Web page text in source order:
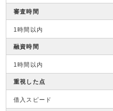
審査時間
1時間以内
融資時間
1時間以内
重視した点
借入スピード